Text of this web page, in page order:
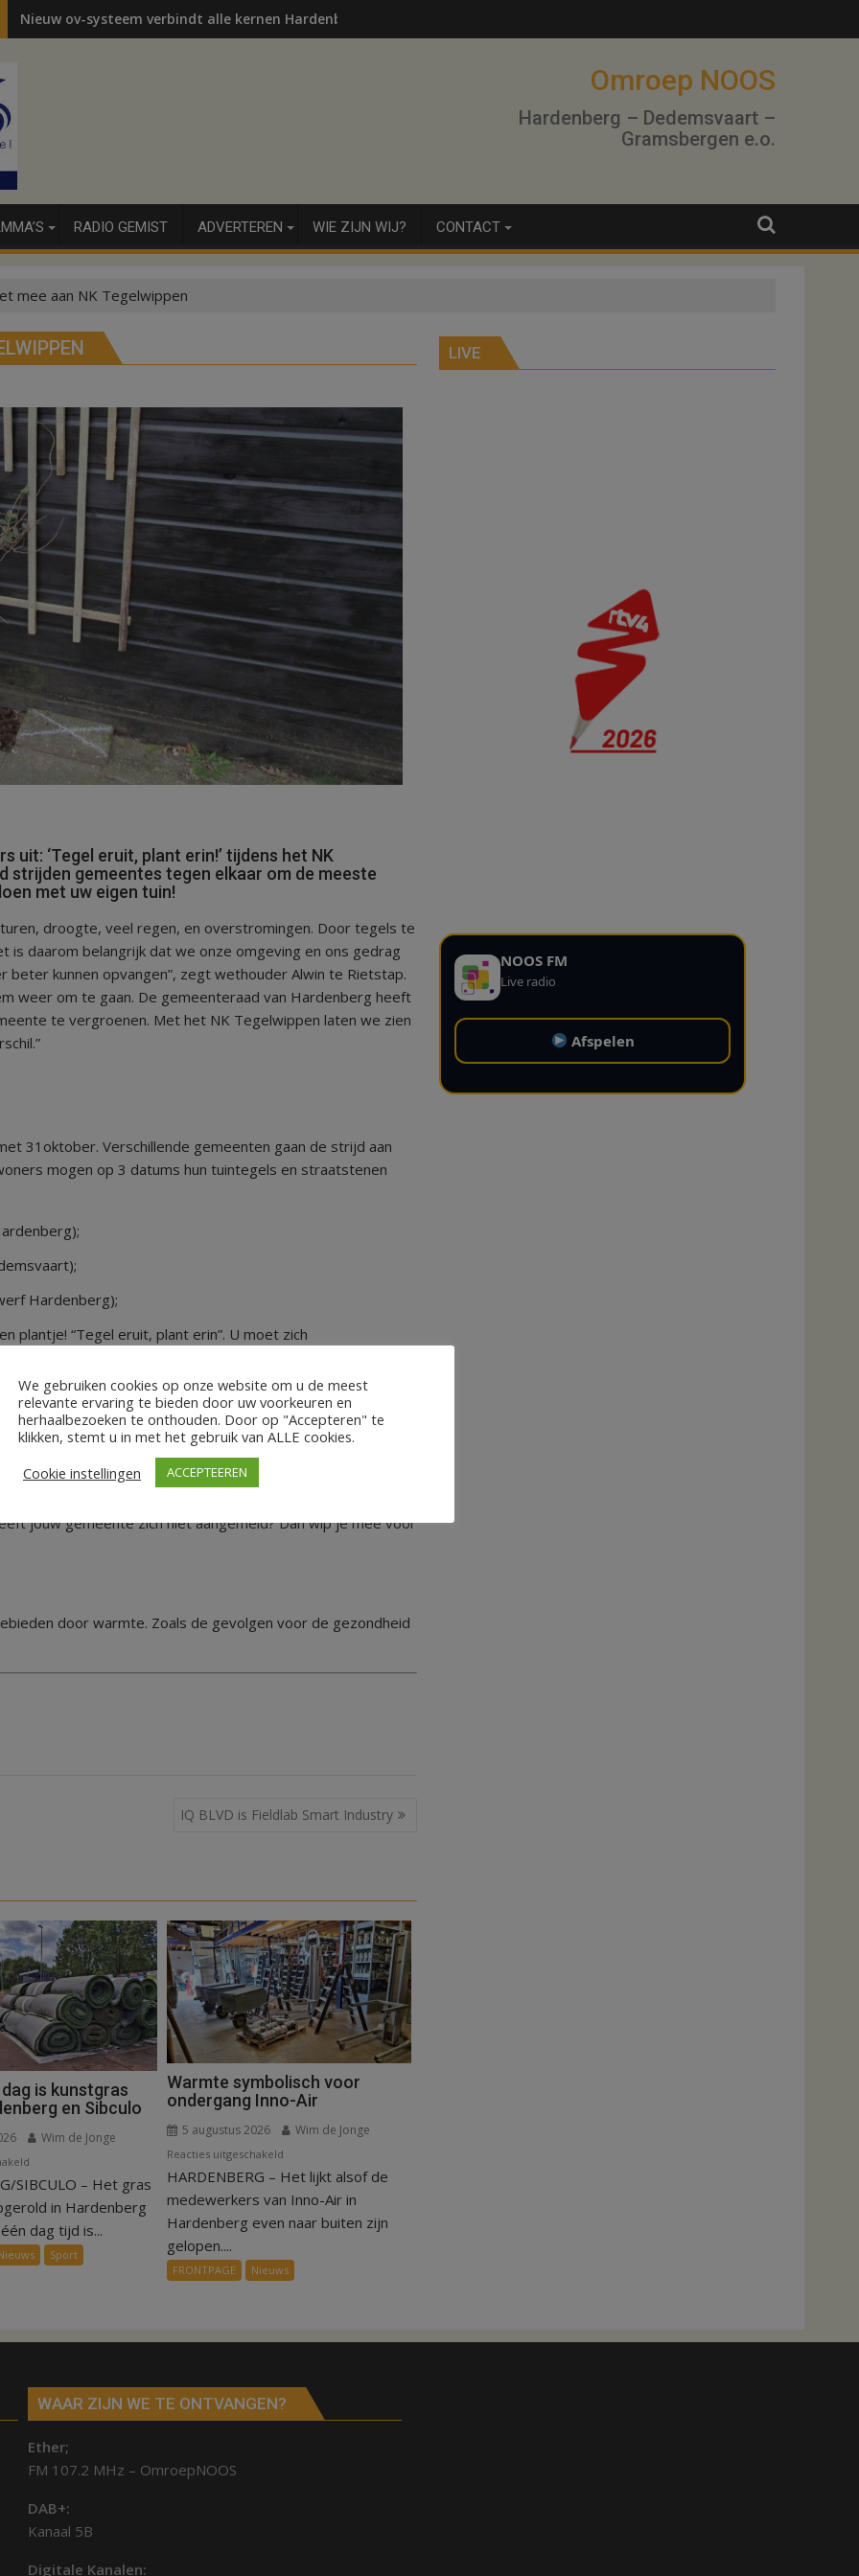
Nieuw ov-systeem verbindt alle kernen Hardenberg
Omroep NOOS
Hardenberg – Dedemsvaart –
Gramsbergen e.o.
RADIO GEMIST ADVERTEREN WIE ZIJN WIJ? CONTACT
mee aan NK Tegelwippen
uit: ‘Tegel eruit, plant erin!’ tijdens het NK
strijden gemeentes tegen elkaar om de meeste
met uw eigen tuin!
droogte, veel regen, en overstromingen. Door tegels te
daarom belangrijk dat we onze omgeving en ons gedrag
kunnen opvangen”, zegt wethouder Alwin te Rietstap.
weer om te gaan. De gemeenteraad van Hardenberg heeft
te vergroenen. Met het NK Tegelwippen laten we zien
31oktober. Verschillende gemeenten gaan de strijd aan
mogen op 3 datums hun tuintegels en straatstenen
Hardenberg);
plantje! “Tegel eruit, plant erin”. U moet zich
u zich dan nu in voor het NK Tegelwippen. Samen maken
van het NK Tegelwippen, kun je je gewipte tegels
jouw gemeente zich niet aangemeld? Dan wip je mee voor
door warmte. Zoals de gevolgen voor de gezondheid
IQ BLVD is Fieldlab Smart Industry
is kunstgras
en Sibculo
Wim de Jonge
Binnen
een
dag
is
kunstgras
SIBCULO – Het gras
in Hardenberg
dag tijd is...
Sport
Warmte symbolisch voor
ondergang Inno-Air
5 augustus 2026 Wim de Jonge
Reacties uitgeschakeld
Warmte
symbolisch
Inno-
Air
HARDENBERG – Het lijkt alsof de
medewerkers van Inno-Air in
Hardenberg even naar buiten zijn
gelopen....
FRONTPAGE Nieuws
LIVE
NOOS FM
Live radio
Afspelen
WAAR ZIJN WE TE ONTVANGEN?
Ether;
FM 107.2 MHz – OmroepNOOS
DAB+:
Kanaal 5B
Digitale Kanalen:
We gebruiken cookies op onze website om u de meest
relevante ervaring te bieden door uw voorkeuren en
herhaalbezoeken te onthouden. Door op "Accepteren" te
klikken, stemt u in met het gebruik van ALLE cookies.
Cookie instellingen
ACCEPTEEREN